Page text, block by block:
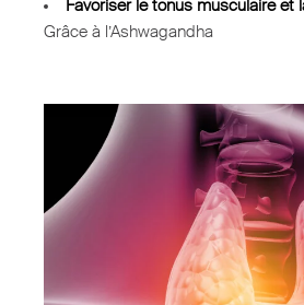
Favoriser le tonus musculaire et
Grâce à l’Ashwagandha